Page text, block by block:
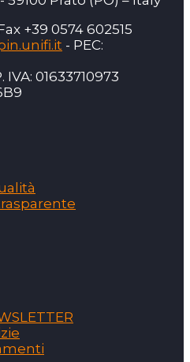
+39 0574 602515
- PEC:
IVA: 01633710973